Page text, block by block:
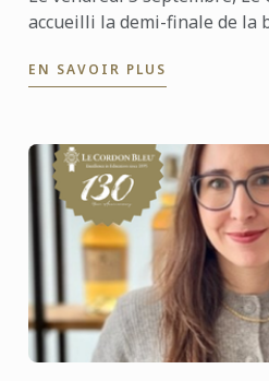
accueilli la demi-finale de la
passionnés de ...
EN SAVOIR PLUS